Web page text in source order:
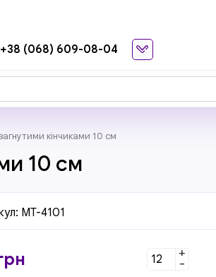
+38 (068) 609-08-04
кінчиками 10 см
10 см
MT-4101
+
-